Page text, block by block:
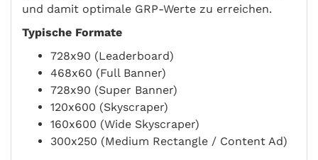
und damit optimale GRP-Werte zu erreichen.
Typische Formate
728x90 (Leaderboard)
468x60 (Full Banner)
728x90 (Super Banner)
120x600 (Skyscraper)
160x600 (Wide Skyscraper)
300x250 (Medium Rectangle / Content Ad)